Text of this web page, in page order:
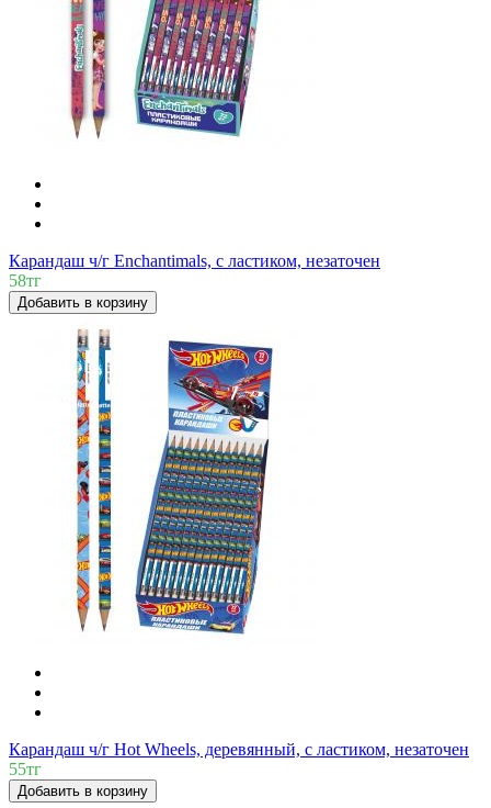
Карандаш ч/г Enchantimals, с ластиком, незаточен
58тг
Добавить в корзину
Карандаш ч/г Hot Wheels, деревянный, с ластиком, незаточен
55тг
Добавить в корзину